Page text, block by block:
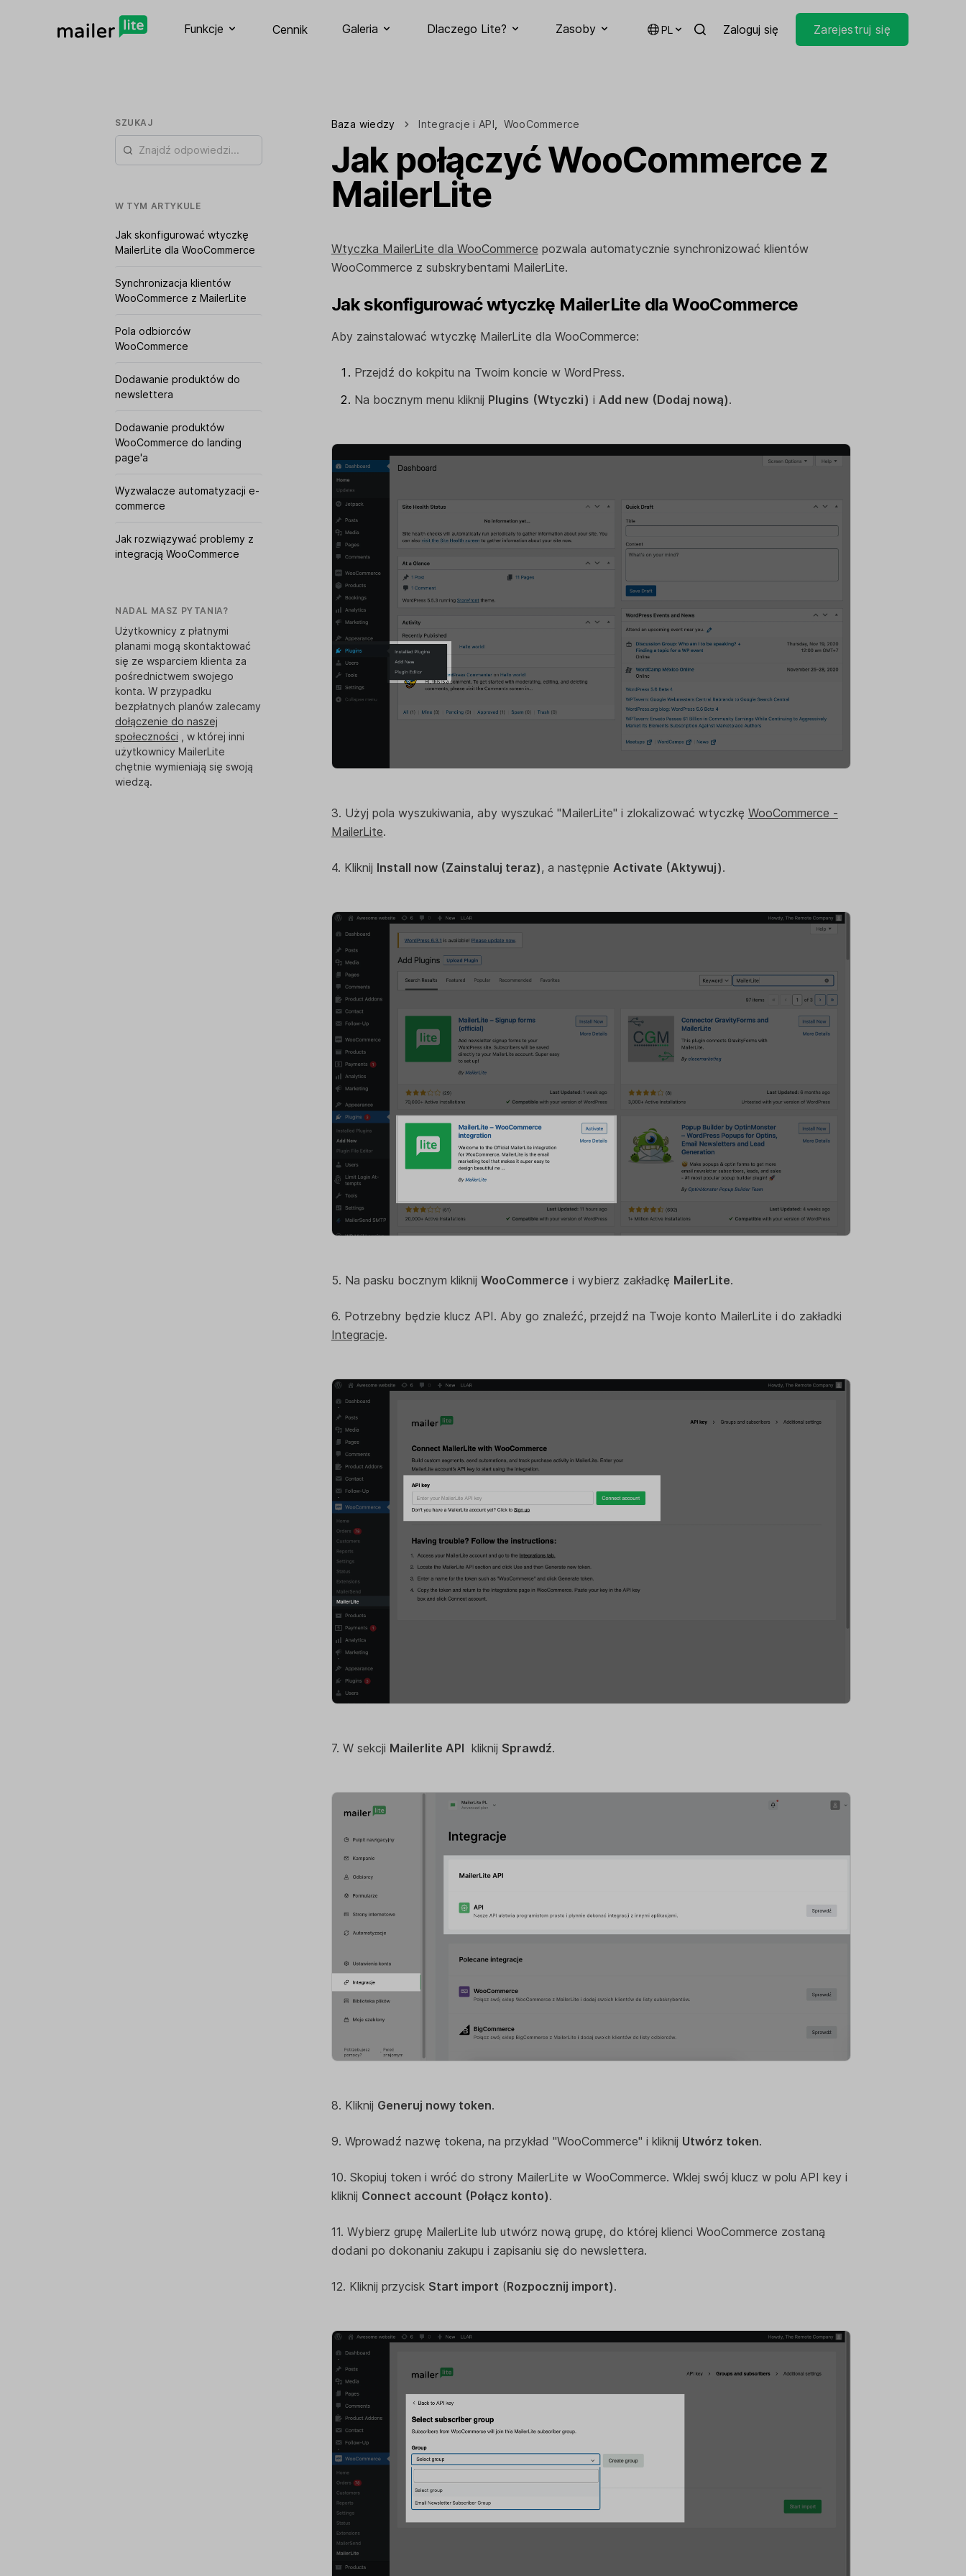
Funkcje Cennik Galeria Dlaczego Lite? Zasoby PL Zaloguj się Zarejestruj się
SZUKAJ
W TYM ARTYKULE
Jak skonfigurować wtyczkę
MailerLite dla WooCommerce
Synchronizacja klientów
WooCommerce z MailerLite
Pola odbiorców
WooCommerce
Dodawanie produktów do
newslettera
Dodawanie produktów
WooCommerce do landing
page'a
Wyzwalacze automatyzacji e-
commerce
Jak rozwiązywać problemy z
integracją WooCommerce
NADAL MASZ PYTANIA?
Użytkownicy z płatnymi
planami mogą skontaktować
się ze wsparciem klienta za
pośrednictwem swojego
konta. W przypadku
bezpłatnych planów zalecamy
dołączenie do naszej
społeczności , w której inni
użytkownicy MailerLite
chętnie wymieniają się swoją
wiedzą.
Baza wiedzy Integracje i API WooCommerce
Jak połączyć WooCommerce z
MailerLite
Wtyczka MailerLite dla WooCommerce pozwala automatycznie synchronizować klientów
WooCommerce z subskrybentami MailerLite.
Jak skonfigurować wtyczkę MailerLite dla WooCommerce
Aby zainstalować wtyczkę MailerLite dla WooCommerce:
Przejdź do kokpitu na Twoim koncie w WordPress.
Na bocznym menu kliknij Plugins (Wtyczki) i Add new (Dodaj nową).
3. Użyj pola wyszukiwania, aby wyszukać "MailerLite" i zlokalizować wtyczkę WooCommerce -
MailerLite.
4. Kliknij Install now (Zainstaluj teraz), a następnie Activate (Aktywuj).
5. Na pasku bocznym kliknij WooCommerce i wybierz zakładkę MailerLite.
6. Potrzebny będzie klucz API. Aby go znaleźć, przejdź na Twoje konto MailerLite i do zakładki
Integracje.
7. W sekcji Mailerlite API kliknij Sprawdź.
8. Kliknij Generuj nowy token.
9. Wprowadź nazwę tokena, na przykład "WooCommerce" i kliknij Utwórz token.
10. Skopiuj token i wróć do strony MailerLite w WooCommerce. Wklej swój klucz w polu API key i
kliknij Connect account (Połącz konto).
11. Wybierz grupę MailerLite lub utwórz nową grupę, do której klienci WooCommerce zostaną
dodani po dokonaniu zakupu i zapisaniu się do newslettera.
12. Kliknij przycisk Start import (Rozpocznij import).